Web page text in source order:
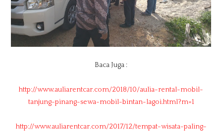
Baca Juga :
http://www.auliarentcar.com/2018/10/aulia-rental-mobil-
tanjung-pinang-sewa-mobil-bintan-lagoi.html?m=1
http://www.auliarentcar.com/2017/12/tempat-wisata-paling-